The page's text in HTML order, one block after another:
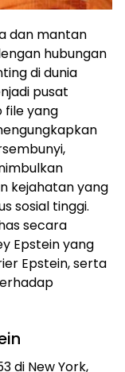
dan mantan
hubungan
di dunia
pusat
file yang
kejahatan yang
sosial tinggi.
secara
Epstein yang
Epstein, serta
di New York,